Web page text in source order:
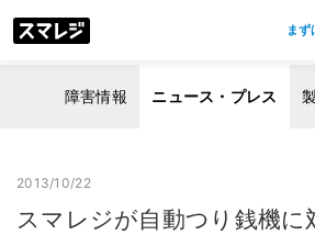
ま
障害情報 ニュース・プレス
2013/10/22
スマレジが自動つり銭機に